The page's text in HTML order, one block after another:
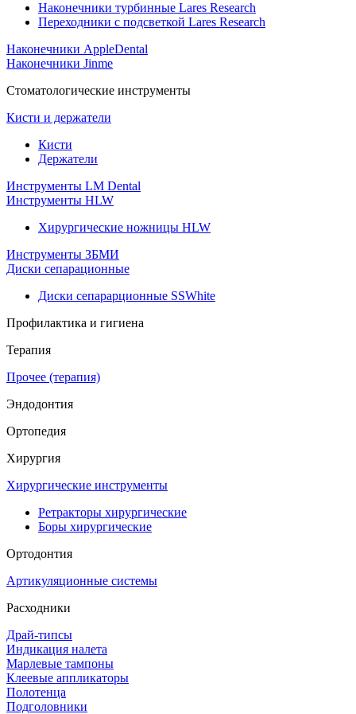
Наконечники турбинные Lares Research
Переходники с подсветкой Lares Research
Наконечники AppleDental
Наконечники Jinme
Стоматологические инструменты
Кисти и держатели
Кисти
Держатели
Инструменты LM Dental
Инструменты HLW
Хирургические ножницы HLW
Инструменты ЗБМИ
Диски сепарационные
Диски сепарарционные SSWhite
Профилактика и гигиена
Терапия
Прочее (терапия)
Эндодонтия
Ортопедия
Хирургия
Хирургические инструменты
Ретракторы хирургические
Боры хирургические
Ортодонтия
Артикуляционные системы
Расходники
Драй-типсы
Индикация налета
Марлевые тампоны
Клеевые аппликаторы
Полотенца
Подголовники